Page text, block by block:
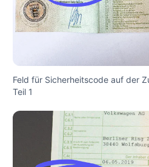
Feld für Sicherheitscode auf der
Teil 1